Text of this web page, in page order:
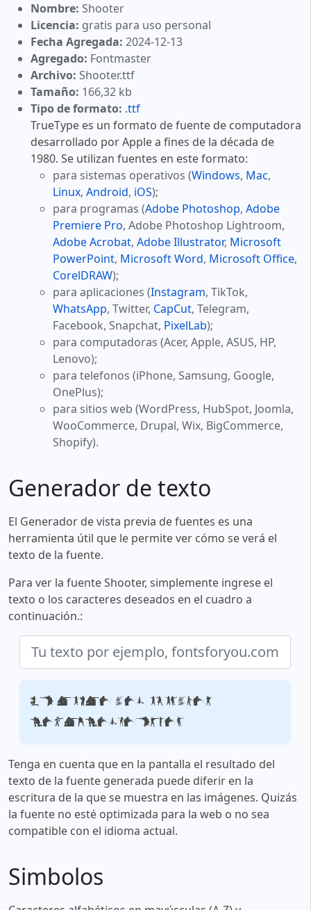
Nombre: Shooter
Licencia: gratis para uso personal
Fecha Agregada: 2024-12-13
Agregado: Fontmaster
Archivo: Shooter.ttf
Tamaño: 166,32 kb
Tipo de formato: .ttf
TrueType es un formato de fuente de computadora
desarrollado por Apple a fines de la década de
1980. Se utilizan fuentes en este formato:
para sistemas operativos (Windows, Mac,
Linux, Android, iOS);
para programas (Adobe Photoshop, Adobe
Premiere Pro, Adobe Photoshop Lightroom,
Adobe Acrobat, Adobe Illustrator, Microsoft
PowerPoint, Microsoft Word, Microsoft Office,
CorelDRAW);
para aplicaciones (Instagram, TikTok,
WhatsApp, Twitter, CapCut, Telegram,
Facebook, Snapchat, PixelLab);
para computadoras (Acer, Apple, ASUS, HP,
Lenovo);
para telefonos (iPhone, Samsung, Google,
OnePlus);
para sitios web (WordPress, HubSpot, Joomla,
WooCommerce, Drupal, Wix, BigCommerce,
Shopify).
Generador de texto
El Generador de vista previa de fuentes es una
herramienta útil que le permite ver cómo se verá el
texto de la fuente.
Para ver la fuente Shooter, simplemente ingrese el
texto o los caracteres deseados en el cuadro a
continuación.:
Tu texto por ejemplo,
fontsforyou.com
Tenga en cuenta que en la pantalla el resultado del
texto de la fuente generada puede diferir en la
escritura de la que se muestra en las imágenes. Quizás
la fuente no esté optimizada para la web o no sea
compatible con el idioma actual.
Simbolos